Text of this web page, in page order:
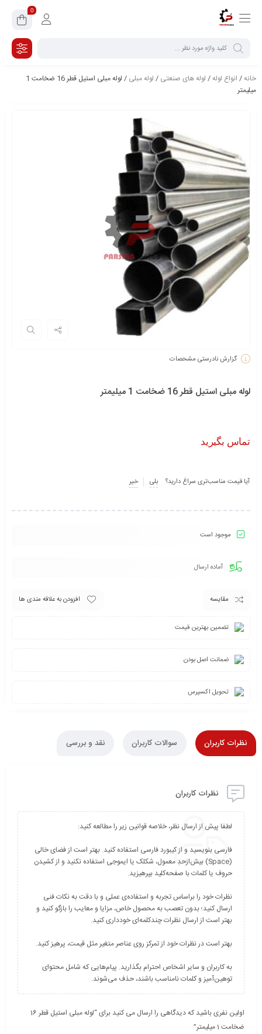
0
خانه/ انواع لوله/ لوله های صنعتی / لوله مبلی
/ لوله مبلی استیل قطر 16 ضخامت 1
میلیمتر
گزارش نادرستی مشخصات
لوله مبلی استیل قطر 16 ضخامت 1 میلیمتر
تماس بگیرید
آیا قیمت مناسب‌تری سراغ دارید؟ بلی خیر
موجود است
آماده ارسال
مقایسه افزودن به علاقه مندی ها
تضمین بهترین قیمت
ضمانت اصل بودن
تحویل اکسپرس
نظرات کاربران سوالات کاربران نقد و بررسی
نظرات کاربران
فارسی بنویسید و از کیبورد فارسی استفاده کنید. بهتر است از فضای خالی
(Space) بیش‌از‌حدِ معمول، شکلک یا ایموجی استفاده نکنید و از کشیدن
نظرات خود را براساس تجربه و استفاده‌ی عملی و با دقت به نکات فنی
ارسال کنید؛ بدون تعصب به محصول خاص، مزایا و معایب را بازگو کنید و
به کاربران و سایر اشخاص احترام بگذارید. پیام‌هایی که شامل محتوای
توهین‌آمیز و کلمات نامناسب باشند، حذف می‌شوند.
اولین نفری باشید که دیدگاهی را ارسال می کنید برای “لوله مبلی استیل قطر 16
ضخامت 1 میلیمتر”